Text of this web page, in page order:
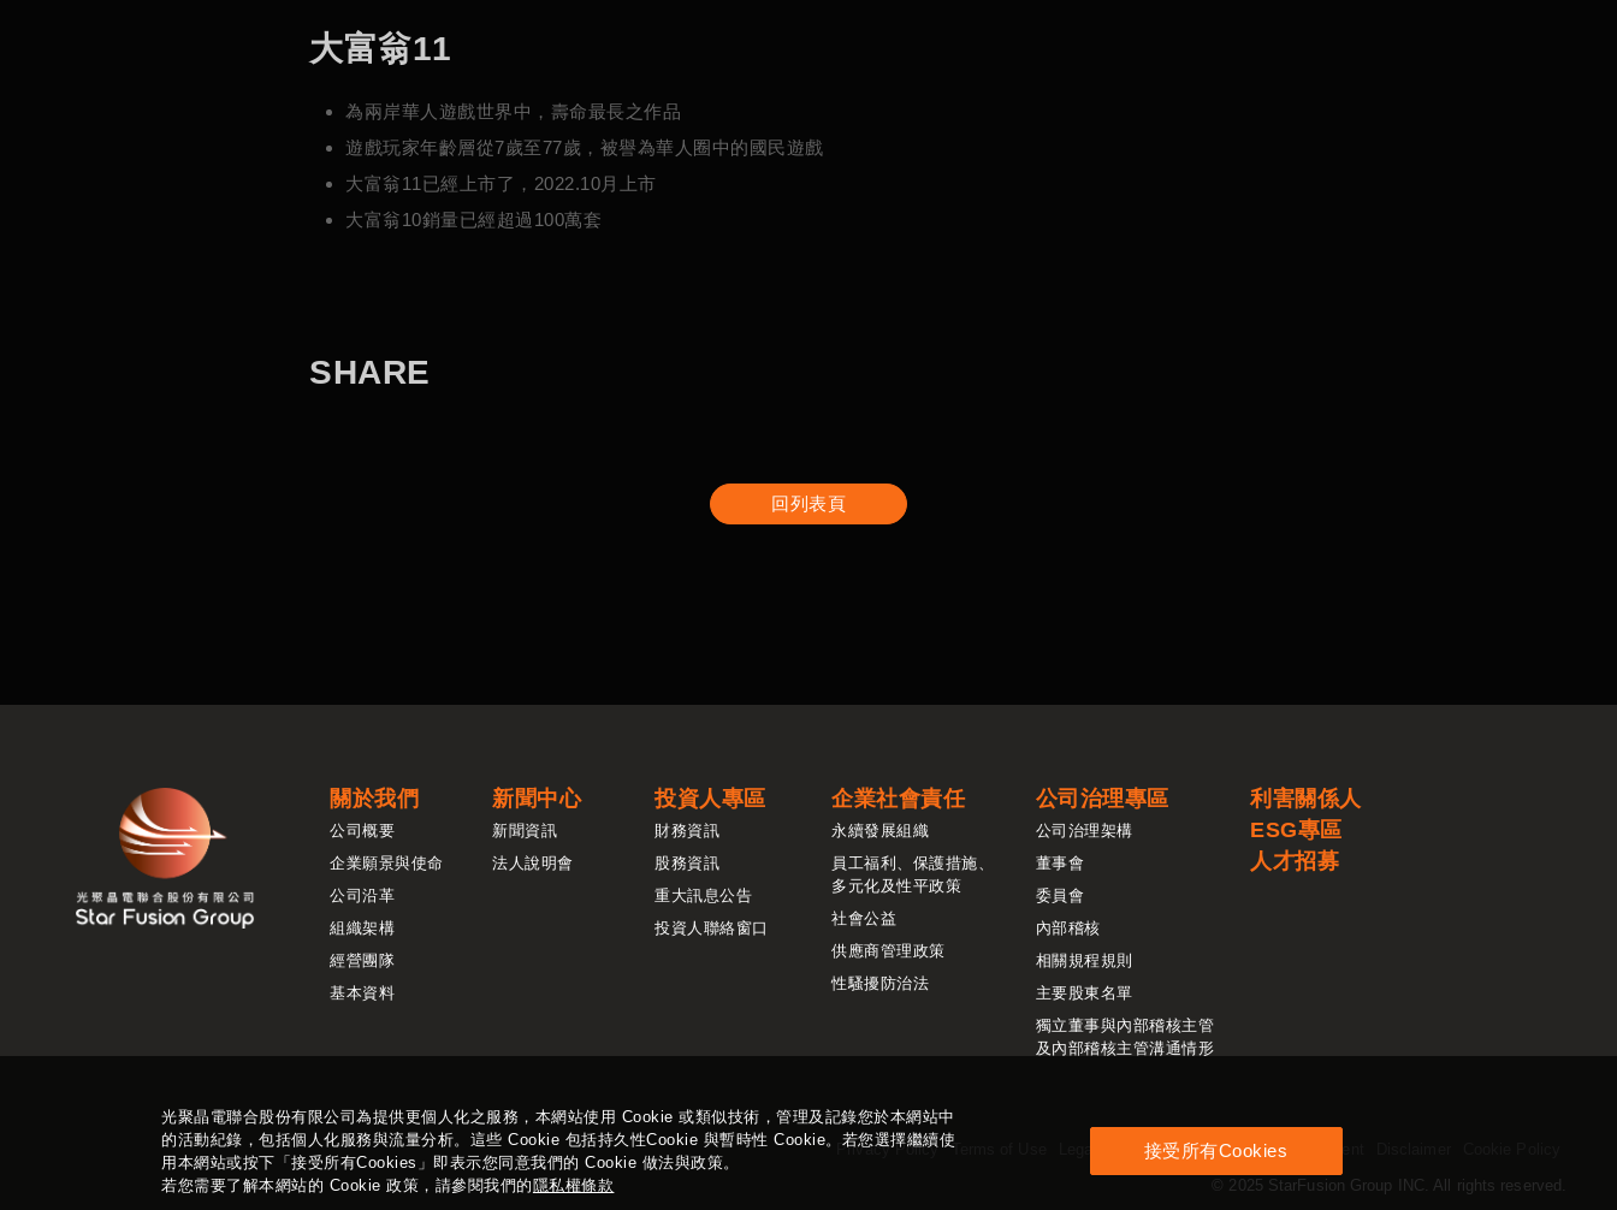
大富翁11
為兩岸華人遊戲世界中，壽命最長之作品
遊戲玩家年齡層從7歲至77歲，被譽為華人圈中的國民遊戲
大富翁11已經上市了，2022.10月上市
大富翁10銷量已經超過100萬套
SHARE
回列表頁
光聚晶電聯合股份有限公司為提供更個人化之服務，本網站使用 Cookie 或類似技術，管理及記錄您於本網站中
的活動紀錄，包括個人化服務與流量分析。這些 Cookie 包括持久性Cookie 與暫時性 Cookie。若您選擇繼續使
用本網站或按下「接受所有Cookies」即表示您同意我們的 Cookie 做法與政策。
若您需要了解本網站的 Cookie 政策，請參閱我們的隱私權條款
接受所有Cookies
關於我們
公司概要
企業願景與使命
公司沿革
組織架構
經營團隊
基本資料
新聞中心
新聞資訊
法人說明會
投資人專區
財務資訊
股務資訊
重大訊息公告
投資人聯絡窗口
企業社會責任
永續發展組織
員工福利、保護措施、
多元化及性平政策
社會公益
供應商管理政策
性騷擾防治法
公司治理專區
公司治理架構
董事會
委員會
內部稽核
相關規程規則
主要股東名單
獨立董事與內部稽核主管
及內部稽核主管溝通情形
利害關係人
ESG專區
人才招募
Privacy Policy Terms of Use Legal Notice Proprietary Rights Statement
© 2025 StarFusion Group INC. All rights reserved.